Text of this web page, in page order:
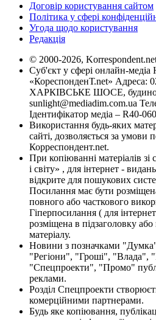
Договір користування сайтом
Політика у сфері
Угода щодо користування
Редакція
© 2000-2026,
Суб'єкт у сфері онлайн-медіа
«КореспонденТ.net» Адреса:
ХАРКІВСЬКЕ ШОСЕ, будинок
sunlight@mediadim.com.ua
Ідентифікатор медіа – R40-
Використання будь-яких
сайті, дозволяється за умови
Корреспондент.net.
При копіюванні матеріалів
і світу» , для інтернет -
відкрите для пошукових
Посилання має бути
повного або часткового
Гіперпосилання ( для
розміщена в підзаголовку
матеріалу.
Новини з позначками
"Регіони", "Гроші", "Влада",
"Спецпроекти", "Промо"
реклами.
Розділ Спецпроекти
комерційними партнерами.
Будь яке копіювання,